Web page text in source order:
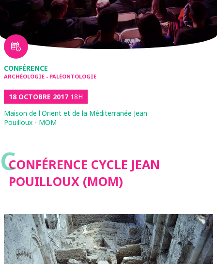
CONFÉRENCE
ARCHÉOLOGIE - PALÉONTOLOGIE
18 OCTOBRE 2017 18H
Maison de l'Orient et de la Méditerranée Jean
Pouilloux - MOM
CCONFÉRENCE CYCLE JEAN
POUILLOUX (MOM)